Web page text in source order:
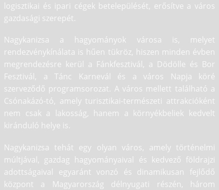
logisztikai és ipari cégek betelepülését, erősítve a város
gazdasági szerepét.
Nagykanizsa a hagyományok városa is, melyet
rendezvénykínálata is hűen tükröz, hiszen minden évben
megrendezésre kerül a Fánkfesztivál, a Dödölle és Bor
Fesztivál, a Tánc Karnevál és a város Napja köré
szerveződő programsorozat. A város mellett található a
Csónakázó-tó, amely turisztikai-természeti attrakcióként
nem csak a lakosság, hanem a környékbeliek kedvelt
kiránduló helye is.
Nagykanizsa tehát egy olyan város, amely történelmi
múltjával, gazdag hagyományaival és kedvező földrajzi
adottságaival egyaránt vonzó és dinamikusan fejlődő
központ a Magyarország délnyugati részén, három